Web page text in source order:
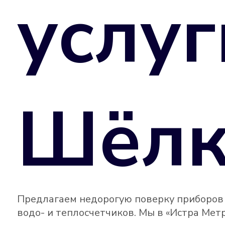
Предлагаем недорогую поверку
водо- и теплосчетчиков. Мы в «Истра